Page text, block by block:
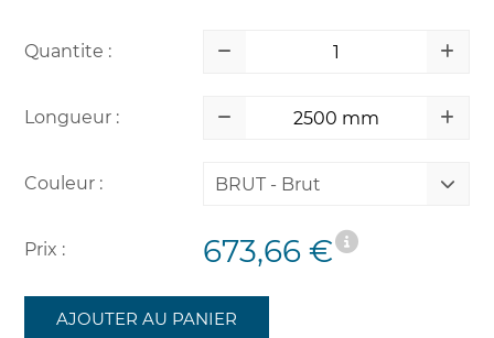
Quantite :
Longueur :
Couleur : BRUT - Brut
Prix : 673,66 €
AJOUTER AU PANIER